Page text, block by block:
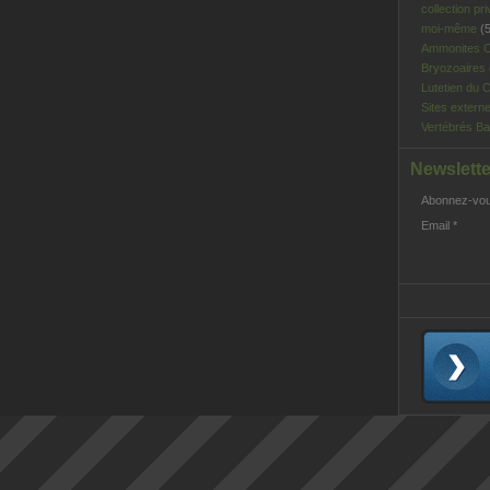
collection
moi-même
Ammonites
Bryozoaires
Lutetien du
Sites
Vertébrés
Abonnez-
Email